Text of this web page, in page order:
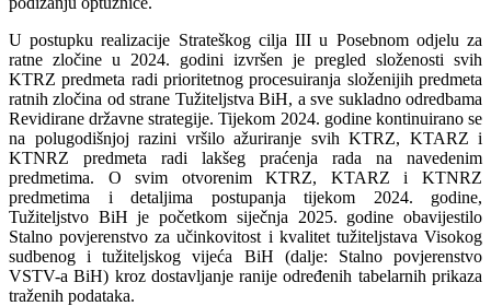
U postupku realizacije Strateškog cilja III u Posebnom odjelu za
ratne zločine u 2024. godini izvršen je pregled složenosti svih
KTRZ predmeta radi prioritetnog procesuiranja složenijih predmeta
ratnih zločina od strane Tužiteljstva BiH, a sve sukladno odredbama
Revidirane državne strategije. Tijekom 2024. godine kontinuirano se
na polugodišnjoj razini vršilo ažuriranje svih KTRZ, KTARZ i
KTNRZ predmeta radi lakšeg praćenja rada na navedenim
predmetima. O svim otvorenim KTRZ, KTARZ i KTNRZ
predmetima i detaljima postupanja tijekom 2024. godine,
Tužiteljstvo BiH je početkom siječnja 2025. godine obavijestilo
Stalno povjerenstvo za učinkovitost i kvalitet tužiteljstava Visokog
sudbenog i tužiteljskog vijeća BiH (dalje: Stalno povjerenstvo
VSTV-a BiH) kroz dostavljanje ranije određenih tabelarnih prikaza
traženih podataka.